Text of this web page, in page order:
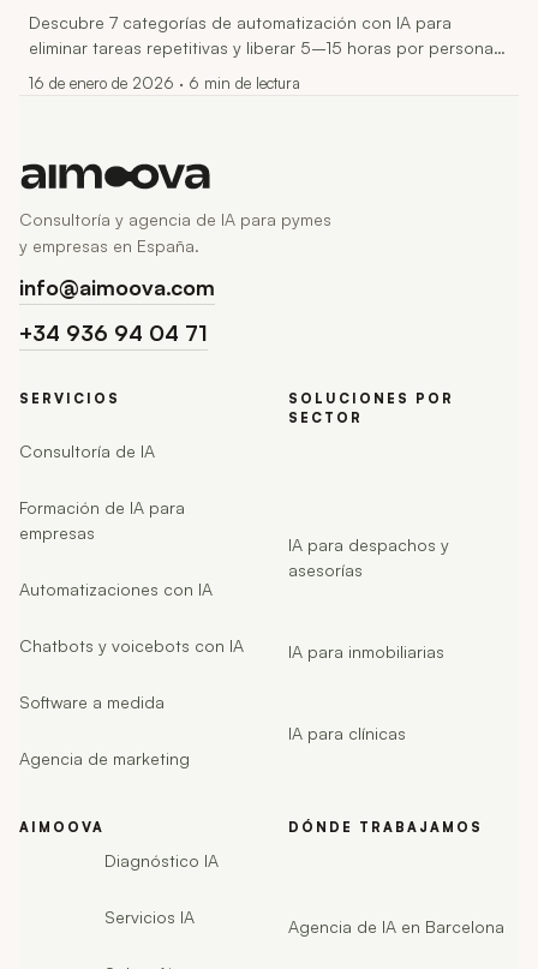
Descubre 7 categorías de automatización con IA para
eliminar tareas repetitivas y liberar 5–15 horas por persona
cada semana. Menos errores, menos reuniones y decisiones
16 de enero de 2026 · 6 min de lectura
Consultoría y agencia de IA para pymes
y empresas en España.
info@aimoova.com
+34 936 94 04 71
SERVICIOS
Consultoría de IA
Formación de IA para
empresas
Automatizaciones con IA
Chatbots y voicebots con IA
Software a medida
Agencia de marketing
SOLUCIONES POR
SECTOR
IA para despachos y
asesorías
IA para inmobiliarias
IA para clínicas
AIMOOVA
Diagnóstico IA
Servicios IA
DÓNDE TRABAJAMOS
Agencia de IA en Barcelona